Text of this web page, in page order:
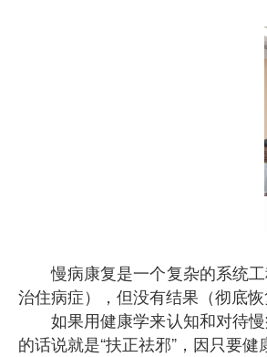
慢病康复是一个复杂的系统
治住病症），但没有结果（彻底
如果用健康学来认知和对待
的话说就是“扶正祛邪”，因只要